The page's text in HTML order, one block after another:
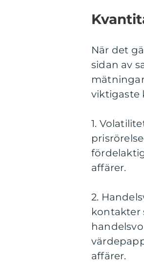
När det
sidan av
viktigaste
1.
affärer.
2.
kontakter
affärer.